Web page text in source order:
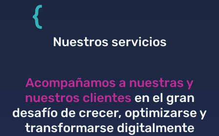
Nuestros servicios
Acompañamos a nuestras y
nuestros clientes en el gran
desafío de crecer, optimizarse y
transformarse digitalmente
{